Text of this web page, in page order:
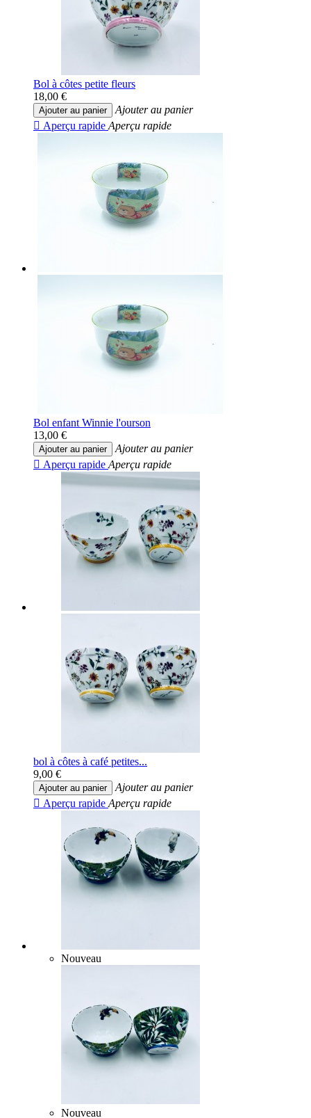
Bol à côtes petite fleurs
18,00 €
Ajouter au panier
Ajouter au panier
 Aperçu rapide Aperçu rapide
Bol enfant Winnie l'ourson
13,00 €
Ajouter au panier
Ajouter au panier
 Aperçu rapide Aperçu rapide
bol à côtes à café petites...
9,00 €
Ajouter au panier
Ajouter au panier
 Aperçu rapide Aperçu rapide
Nouveau
Nouveau